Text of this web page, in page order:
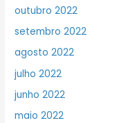
outubro 2022
setembro 2022
agosto 2022
julho 2022
junho 2022
maio 2022